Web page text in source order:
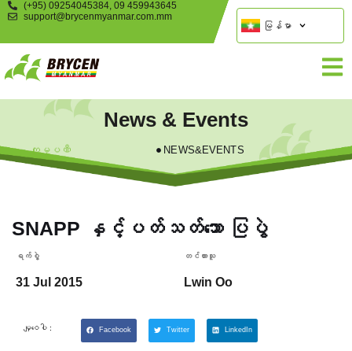
(+95) 09254045384, 09 459943645
support@brycenmyanmar.com.mm
မြန်မာ
News & Events
ကုမ္ပဏီ NEWS&EVENTS
SNAPP နှင့်ပတ်သတ်သော ပြပွဲ
ရက်စွဲ့
31 Jul 2015
တင်ထားသူ
Lwin Oo
မျှဝေပါ : Facebook Twitter LinkedIn